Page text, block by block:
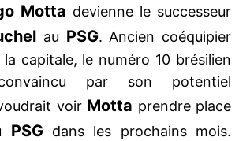
Motta devienne le successeur
au PSG. Ancien coéquipier
la capitale, le numéro 10 brésilien
par son potentiel
voir Motta prendre place
PSGdans les prochains mois.